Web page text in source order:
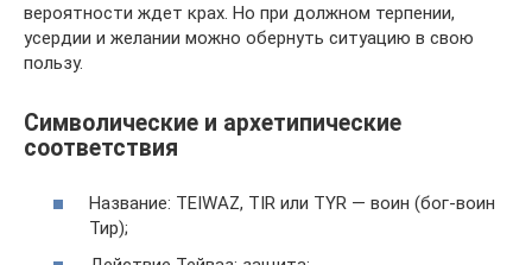
вероятности ждет крах. Но при должном терпении,
усердии и желании можно обернуть ситуацию в свою
пользу.
Символические и архетипические
соответствия
Название: TEIWAZ, TIR или TYR — воин (бог-воин
Тир);